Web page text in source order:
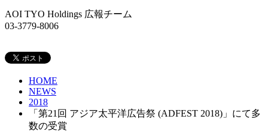
AOI TYO Holdings 広報チーム
03-3779-8006
HOME
NEWS
2018
「第21回 アジア太平洋広告祭 (ADFEST 2018)」にて多
数の受賞